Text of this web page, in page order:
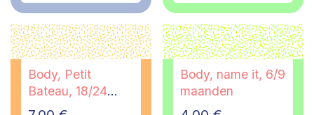
Body, Petit
Bateau, 18/24
maanden
Body, name it, 6/9
maanden